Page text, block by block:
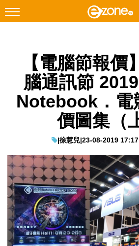
Facebook Instagram
科技焦點
網絡生活
EduTech
IT Times
生成式AI與雲端應用
Enterprise Digital Transformation
特集
【電腦節報價
腦通訊節
Notebook．電
價圖集（
|徐慧兒|23-08-2019 17:17